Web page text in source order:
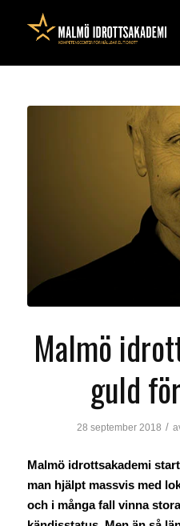
Malmö
guld
28 september 2018 /
Malmö idrottsakademi
man hjälpt massvis med
och i många fall vinna